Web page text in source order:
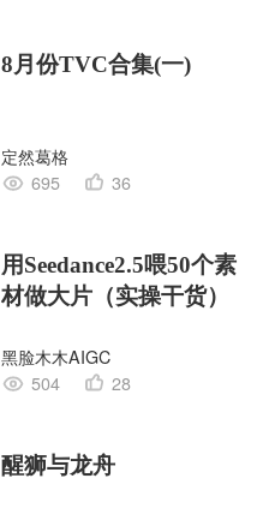
8月份TVC合集(一)
定然葛格
695
36
用Seedance2.5喂50个素
材做大片（实操干货）
黑脸木木AIGC
504
28
醒狮与龙舟